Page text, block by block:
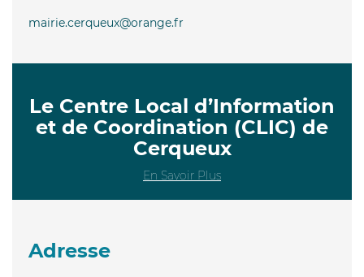
mairie.cerqueux@orange.fr
Le Centre Local d’Information
et de Coordination (CLIC) de
Cerqueux
En Savoir Plus
Adresse